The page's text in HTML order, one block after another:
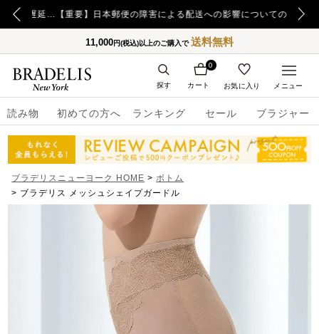
【重要】日本郵便の障害による配送への影響についてのお詫び
11,000円(税込)以上のご購入で送料無料
読み物 初めての方へ ランキング セール ブラジャー
カート
0
お気に入り
探す メニュー
ブラデリスニューヨーク HOME
ボトム
ブラデリス メッシュシェイプガードル